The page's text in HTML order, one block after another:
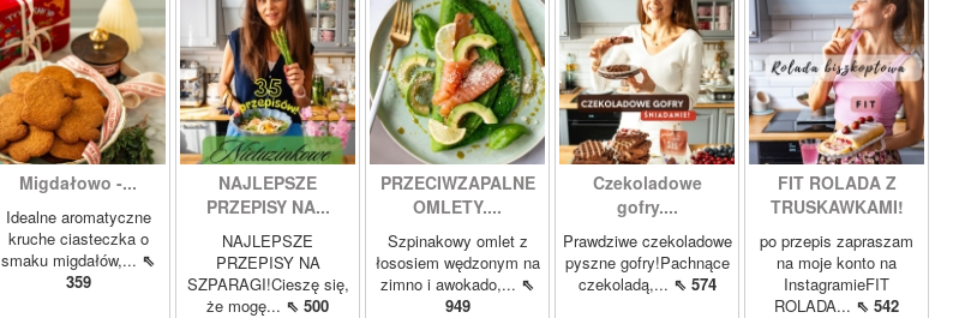
Migdałowo -...
Idealne aromatyczne
kruche ciasteczka o
smaku migdałów,... ⇖
359
NAJLEPSZE
PRZEPISY NA...
NAJLEPSZE
PRZEPISY NA
SZPARAGI!Cieszę się,
że mogę... ⇖ 500
PRZECIWZAPALNE
OMLETY....
Szpinakowy omlet z
łososiem wędzonym na
zimno i awokado,... ⇖
949
Czekoladowe
gofry....
Prawdziwe czekoladowe
pyszne gofry!Pachnące
czekoladą,... ⇖ 574
FIT ROLADA Z
TRUSKAWKAMI!
po przepis zapraszam
na moje konto na
InstagramieFIT
ROLADA... ⇖ 542